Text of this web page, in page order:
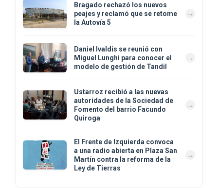
Bragado rechazó los nuevos
peajes y reclamó que se retome
la Autovía 5
Daniel Ivaldis se reunió con
Miguel Lunghi para conocer el
modelo de gestión de Tandil
Ustarroz recibió a las nuevas
autoridades de la Sociedad de
Fomento del barrio Facundo
Quiroga
El Frente de Izquierda convoca
a una radio abierta en Plaza San
Martín contra la reforma de la
Ley de Tierras